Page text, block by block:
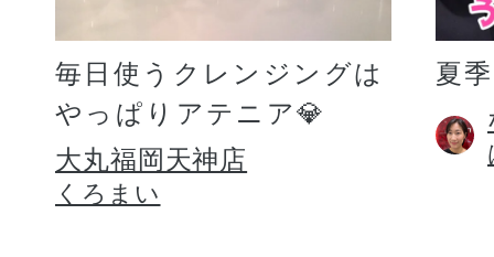
毎日使うクレンジングは
やっぱりアテニア💎
大丸福岡天神店
くろまい
夏